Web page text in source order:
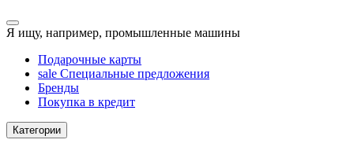
Я ищу, например, промышленные машины
Подарочные карты
sale Специальные предложения
Бренды
Покупка в кредит
Категории